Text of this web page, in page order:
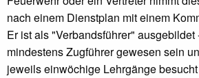
nach einem Dienstplan mit einem
Er ist als "Verbandsführer" ausgebildet
mindestens Zugführer gewesen sein
jeweils einwöchige Lehrgänge